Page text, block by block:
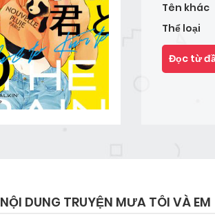
Tên khác
Thể loại
Đọc từ
NỘI DUNG TRUYỆN MƯA TÔI VÀ EM